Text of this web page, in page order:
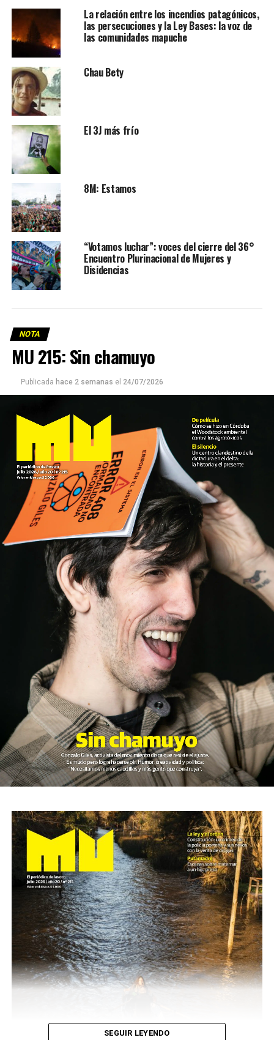
La relación entre los incendios patagónicos,
las persecuciones y la Ley Bases: la voz de
las comunidades mapuche
Chau Bety
El 3J más frío
8M: Estamos
“Votamos luchar”: voces del cierre del 36°
Encuentro Plurinacional de Mujeres y
Disidencias
NOTA
MU 215: Sin chamuyo
Publicada hace 2 semanas el 24/07/2026
SEGUIR LEYENDO